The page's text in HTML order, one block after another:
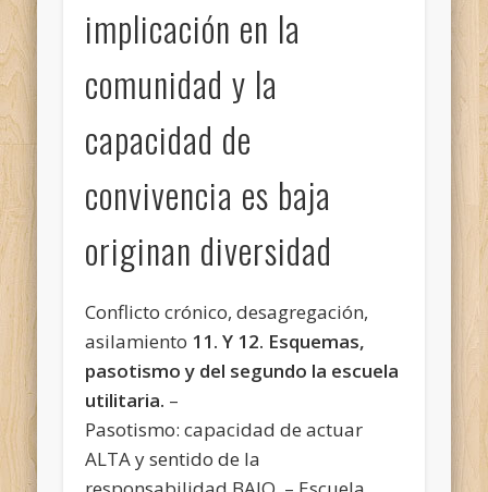
implicación en la
comunidad y la
capacidad de
convivencia es baja
originan diversidad
Conflicto crónico, desagregación,
asilamiento 11. Y 12. Esquemas,
pasotismo y del segundo la escuela
utilitaria. –
Pasotismo: capacidad de actuar
ALTA y sentido de la